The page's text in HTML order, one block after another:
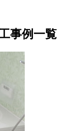
事例一覧